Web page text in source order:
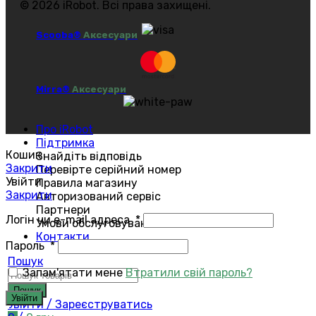
Scooba® Аксесуари
Mirra® Аксесуари
Про iRobot
Підтримка
Знайдіть відповідь
Перевірте серійний номер
Правила магазину
Авторизований сервіс
Партнери
Умови обслуговування
Контакти
Пошук
Пошук
Увійти / Зареєструватись
© 2026 iRobot. Всі права захищені.
Кошик
Закрити
Увійти
Закрити
Логін чи e-mail адреса*
Пароль*
Запам'ятати мене Втратили свій пароль?
Увійти